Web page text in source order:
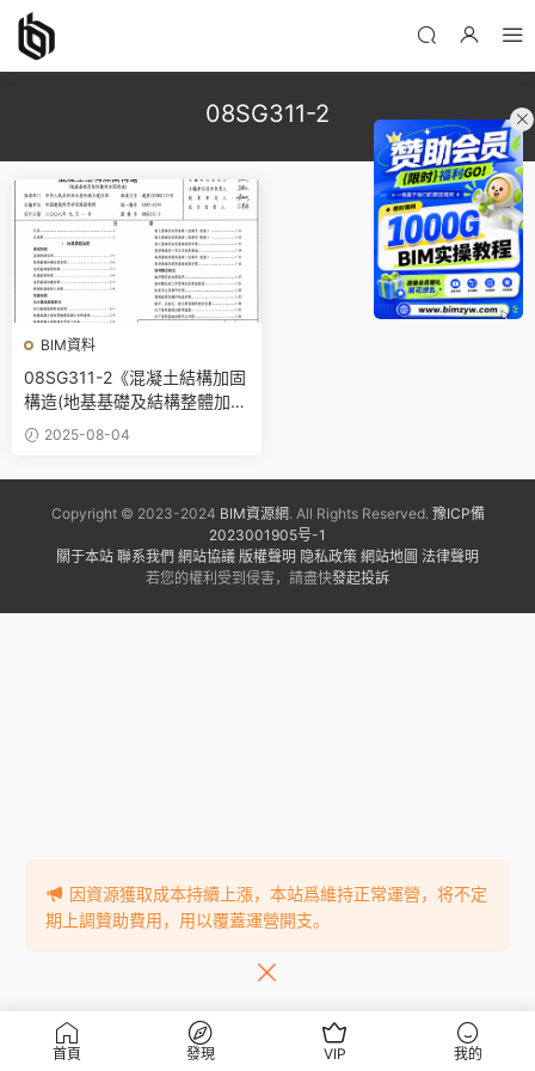
08SG311-2
BIM資料
08SG311-2《混凝土結構加固
構造(地基基礎及結構整體加固
改造)》百度網盤PDF電子版下
載
2025-08-04
Copyright © 2023-2024 BIM資源網. All Rights Reserved. 豫ICP備
2023001905号-1
關于本站 聯系我們 網站協議 版權聲明 隐私政策 網站地圖 法律聲明
若您的權利受到侵害，請盡快發起投訴
首頁 發現 VIP 我的
因資源獲取成本持續上漲，本站爲維持正常運營，将不定
期上調贊助費用，用以覆蓋運營開支。